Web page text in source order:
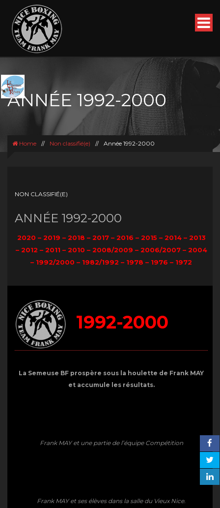
ANNÉE 1992-2000
Home // Non classifié(e) // Année 1992-2000
NON CLASSIFIÉ(E)
ANNÉE 1992-2000
2020 – 2019 – 2018 – 2017– 2016 – 2015 – 2014– 2013
– 2012 – 2011– 2010 – 2008/2009 – 2006/2007– 2004
– 1992/2000 – 1982/1992 – 1978 – 1976 – 1972
1992-2000
La Semeuse BF prospère sous la houlette de Frank MAY
et accumule les résultats.
Frank MAY et une partie de l’équipe Compétition
Frank MAY et ses élèves dans la salle du Vieux Nice.